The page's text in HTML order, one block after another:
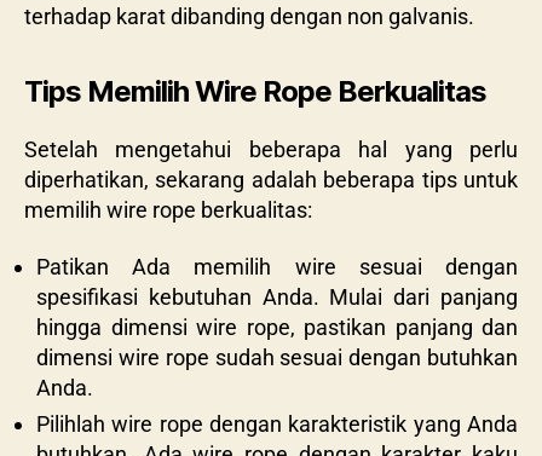
terhadap karat dibanding dengan non galvanis.
Tips Memilih Wire Rope Berkualitas
Setelah mengetahui beberapa hal yang perlu
diperhatikan, sekarang adalah beberapa tips untuk
memilih wire rope berkualitas:
Patikan Ada memilih wire sesuai dengan
spesifikasi kebutuhan Anda. Mulai dari panjang
hingga dimensi wire rope, pastikan panjang dan
dimensi wire rope sudah sesuai dengan butuhkan
Anda.
Pilihlah wire rope dengan karakteristik yang Anda